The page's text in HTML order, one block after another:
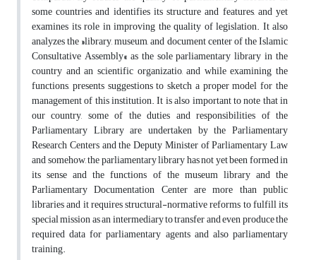
some countries and identifies its structure and features, and yet
examines its role in improving the quality of legislation. It also
analyzes the»library, museum, and document center of the Islamic
Consultative Assembly«as the sole parliamentary library in the
country and an scientific organizatio, and while examining the
functions, presents suggestions to sketch a proper model for the
management of this institution. It is also important to note that in
our country, some of the duties and responsibilities of the
Parliamentary Library are undertaken by the Parliamentary
Research Centers and the Deputy Minister of Parliamentary Law
and somehow, the parliamentary library has not yet been formed in
its sense and the functions of the museum library and the
Parliamentary Documentation Center are more than public
libraries and it requires structural-normative reforms to fulfill its
special mission as an intermediary to transfer and even produce the
required data for parliamentary agents and also parliamentary
training.